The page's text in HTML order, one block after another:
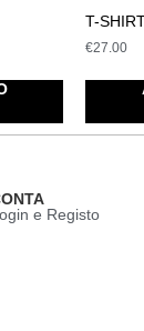
T-
€27.00
e Registo